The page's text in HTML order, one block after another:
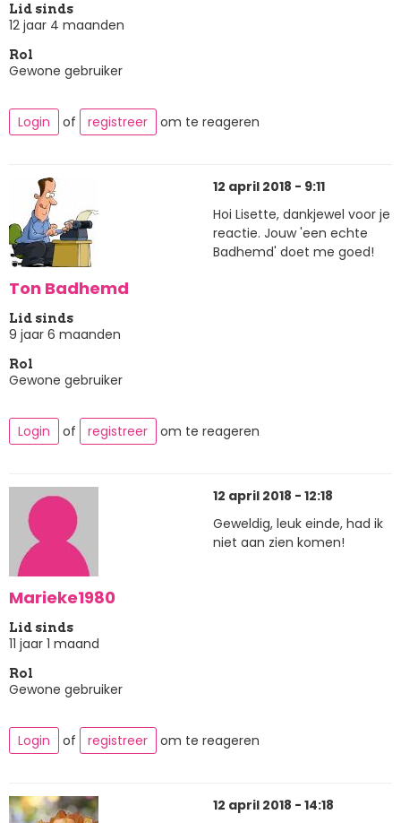
Lid sinds
12 jaar 4 maanden
Rol
Gewone gebruiker
Login of registreer om te reageren
Ton Badhemd
Lid sinds
9 jaar 6 maanden
Rol
Gewone gebruiker
12 april 2018 - 9:11
Hoi Lisette, dankjewel voor je
reactie. Jouw 'een echte
Badhemd' doet me goed!
Login of registreer om te reageren
Marieke1980
Lid sinds
11 jaar 1 maand
Rol
Gewone gebruiker
12 april 2018 - 12:18
Geweldig, leuk einde, had ik
niet aan zien komen!
Login of registreer om te reageren
12 april 2018 - 14:18